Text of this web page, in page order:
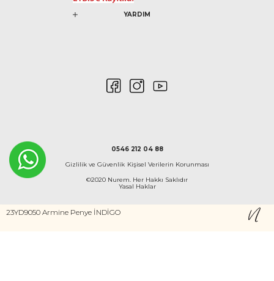
YARDIM
0546 212 04 88
Gizlilik ve Güvenlik Kişisel Verilerin Korunması
©2020 Nurem. Her Hakkı Saklıdır
Yasal Haklar
23YD9050 Armine Penye İNDİGO